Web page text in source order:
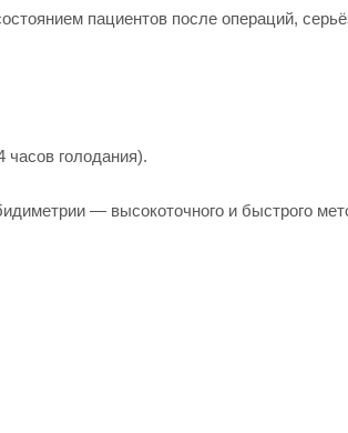
пациентов после операций,
часов голодания).
— высокоточного и быстрого